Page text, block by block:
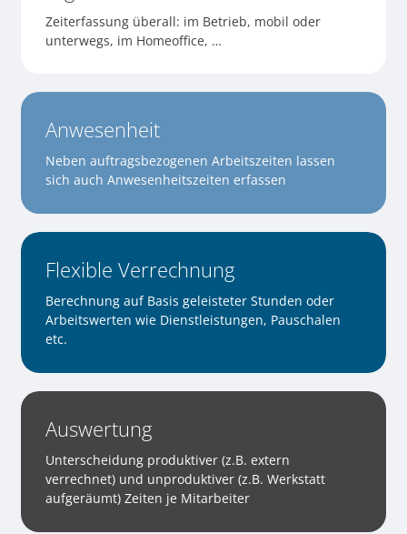
Zeiterfassung überall: im Betrieb, mobil oder
unterwegs, im Homeoffice, …
Anwesenheit
Neben auftragsbezogenen Arbeitszeiten lassen
sich auch Anwesenheitszeiten erfassen
Flexible Verrechnung
Berechnung auf Basis geleisteter Stunden oder
Arbeitswerten wie Dienstleistungen, Pauschalen
etc.
Auswertung
Unterscheidung produktiver (z.B. extern
verrechnet) und unproduktiver (z.B. Werkstatt
aufgeräumt) Zeiten je Mitarbeiter